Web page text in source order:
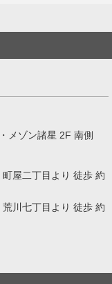
メゾン諸星 2F 南側
屋二丁目より 徒歩 約
川七丁目より 徒歩 約